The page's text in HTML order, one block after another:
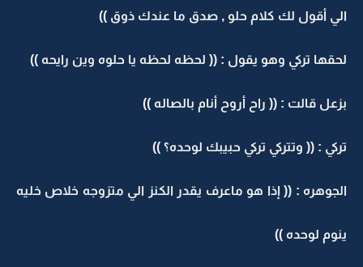
الي أقول لك كلام حلو , صدق ما عندك ذوق ))
لحقها تركي وهو يقول : (( لحظه لحظه يا حلوه وين رايحه ))
بزعل قالت : (( راح أروح أنام بالصاله ))
تركي : (( وتتركي تركي حبيبك لوحده؟ ))
الجوهره : (( إذا هو ماعرف يقدر الكنز الي متزوجه خلاص خليه
ينوم لوحده ))